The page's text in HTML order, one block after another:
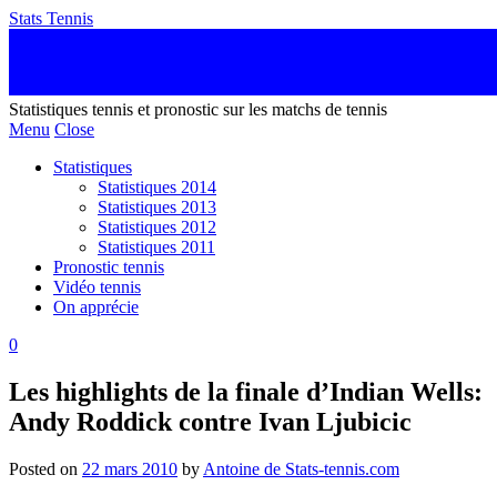
Stats Tennis
Statistiques tennis et pronostic sur les matchs de tennis
Menu Close
Statistiques
Statistiques 2014
Statistiques 2013
Statistiques 2012
Statistiques 2011
Pronostic tennis
Vidéo tennis
On apprécie
0
Les highlights de la finale d’Indian Wells:
Andy Roddick contre Ivan Ljubicic
Posted on 22 mars 2010 by Antoine de Stats-tennis.com